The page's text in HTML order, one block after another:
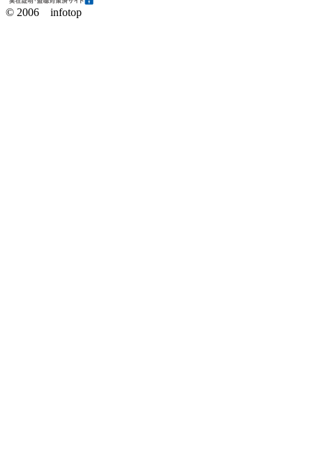
© 2006 infotop